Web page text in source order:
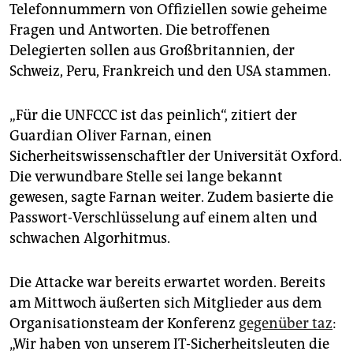
Telefonnummern von Offiziellen sowie geheime
Fragen und Antworten. Die betroffenen
Delegierten sollen aus Großbritannien, der
Schweiz, Peru, Frankreich und den USA stammen.
„Für die UNFCCC ist das peinlich“, zitiert der
Guardian Oliver Farnan, einen
Sicherheitswissenschaftler der Universität Oxford.
Die verwundbare Stelle sei lange bekannt
gewesen, sagte Farnan weiter. Zudem basierte die
Passwort-Verschlüsselung auf einem alten und
schwachen Algorhitmus.
Die Attacke war bereits erwartet worden. Bereits
am Mittwoch äußerten sich Mitglieder aus dem
Organisationsteam der Konferenz gegenüber taz:
„Wir haben von unserem IT-Sicherheitsleuten die